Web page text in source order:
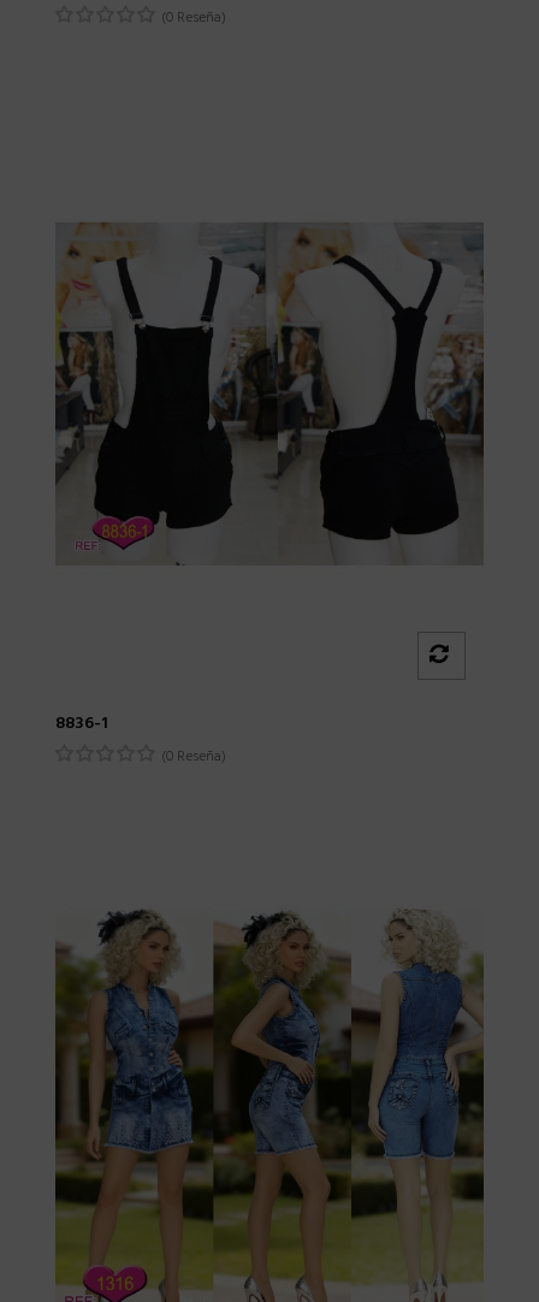
(0 Reseña)
8836-1
(0 Reseña)